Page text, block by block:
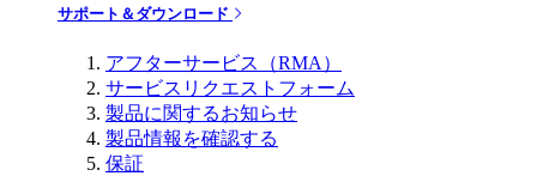
サポート＆ダウンロード
アフターサービス（RMA）
サービスリクエストフォーム
製品に関するお知らせ
製品情報を確認する
保証